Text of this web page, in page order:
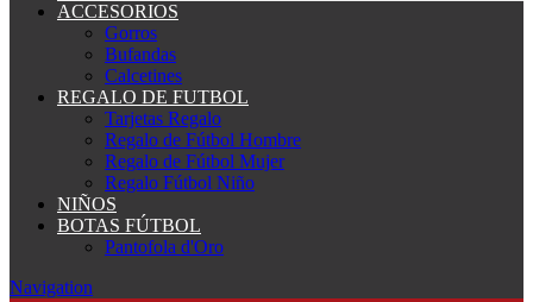
ACCESORIOS
Gorros
Bufandas
Calcetines
REGALO DE FUTBOL
Tarjetas Regalo
Regalo de Fútbol Hombre
Regalo de Fútbol Mujer
Regalo Fútbol Niño
NIÑOS
BOTAS FÚTBOL
Pantofola d'Oro
Navigation